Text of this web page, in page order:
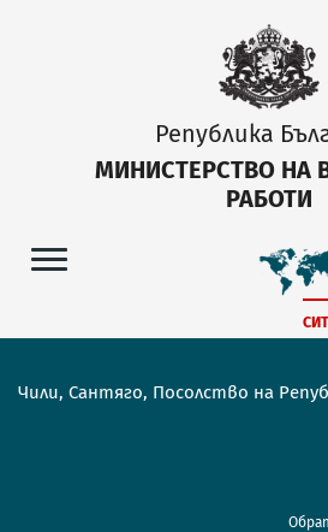
Република
МИНИСТЕРСТВО НА
РАБОТИ
Чили, Сантяго, Посолство на